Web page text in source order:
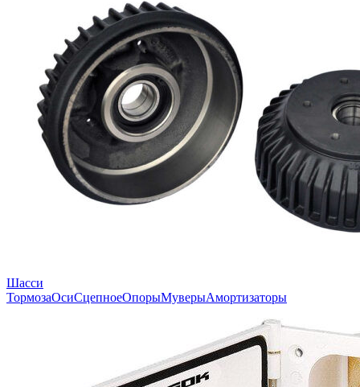
Шасси
ТормозаОсиСцепноеОпорыМуверыАмортизаторы